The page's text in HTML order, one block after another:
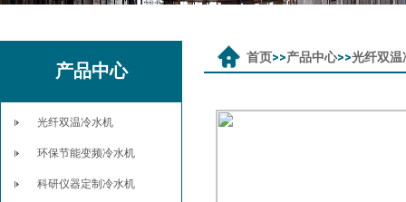
产品中心
光纤双温冷水机
环保节能变频冷水机
科研仪器定制冷水机
首页>>产品中心>>光纤双温